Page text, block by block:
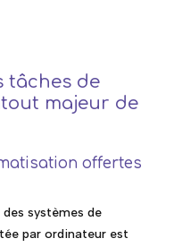
tâches de
majeur de
offertes
des systèmes de
par ordinateur est